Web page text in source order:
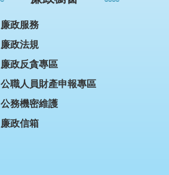
廉政服務
廉政法規
廉政反貪專區
公職人員財產申報專區
公務機密維護
廉政信箱